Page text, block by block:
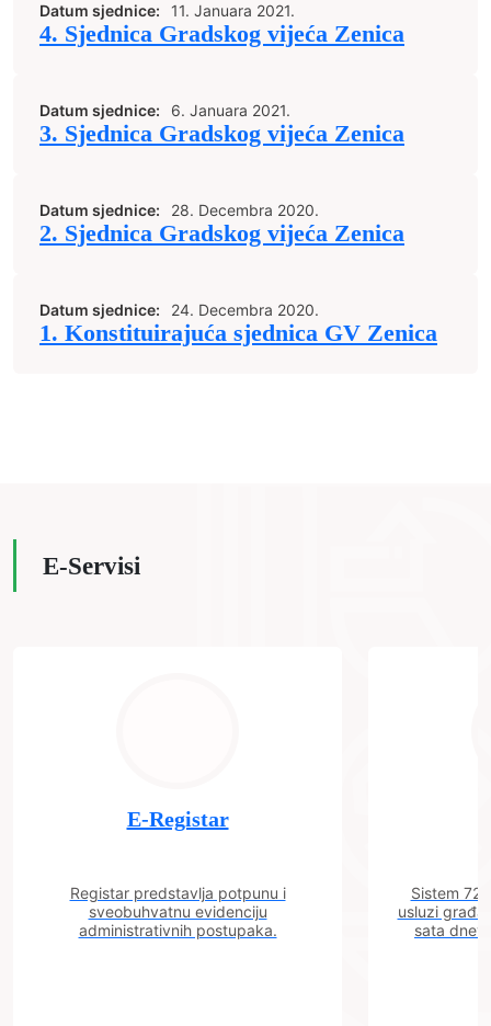
Datum sjednice: 11. Januara 2021.
4. Sjednica Gradskog vijeća Zenica
Datum sjednice: 6. Januara 2021.
3. Sjednica Gradskog vijeća Zenica
Datum sjednice: 28. Decembra 2020.
2. Sjednica Gradskog vijeća Zenica
Datum sjednice: 24. Decembra 2020.
1. Konstituirajuća sjednica GV Zenica
E-Servisi
E-Registar
Registar predstavlja potpunu i
sveobuhvatnu evidenciju
administrativnih postupaka.
Sistem 72
usluzi
sata